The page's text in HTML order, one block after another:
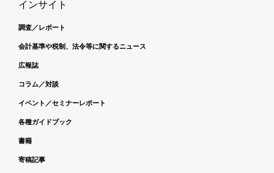
インサイト
調査／レポート
会計基準や税制、法令等に関するニュース
広報誌
コラム／対談
イベント／セミナーレポート
各種ガイドブック
書籍
寄稿記事